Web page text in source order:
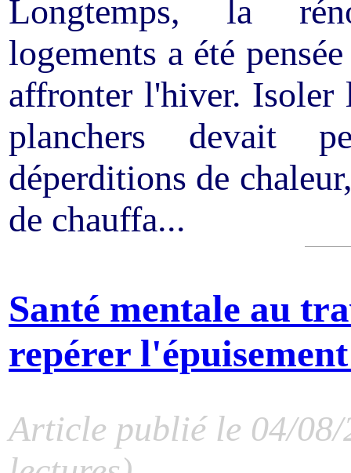
Longtemps, la
logements a été
affronter l'hiver. Isoler
planchers devait
déperditions de
de chauffa...
Santé mentale au
repérer
Article publié le 04/